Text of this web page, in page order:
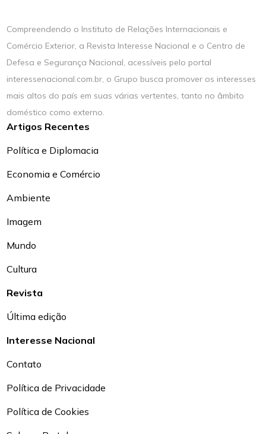
Compreendendo o Instituto de Relações Internacionais e
Comércio Exterior, a Revista Interesse Nacional e o Centro de
Defesa e Segurança Nacional, acessíveis pelo portal
interessenacional.com.br, o Grupo busca promover os interesses
mais altos do país em suas várias vertentes, tanto no âmbito
doméstico como externo.
Artigos Recentes
Política e Diplomacia
Economia e Comércio
Ambiente
Imagem
Mundo
Cultura
Revista
Última edição
Interesse Nacional
Contato
Política de Privacidade
Política de Cookies